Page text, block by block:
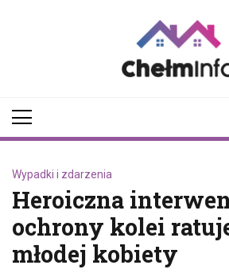
Wypadki i zdarzenia
Heroiczna
ochrony kolei
młodej kobiety